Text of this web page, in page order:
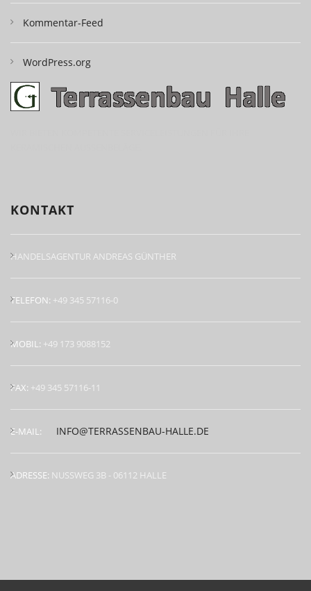
Kommentar-Feed
WordPress.org
KONTAKT
HANDELSAGENTUR ANDREAS GÜNTHER
TELEFON: +49 345 57116-0
MOBIL: +49 173 9088152
FAX: +49 345 57116-11
E-MAIL: INFO@TERRASSENBAU-HALLE.DE
ADRESSE: NUSSWEG 3B - 06112 HALLE